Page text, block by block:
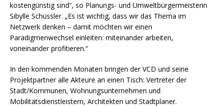
kostengünstig sind“, so Planungs- und Umweltbürgermeisterin
Sibylle Schüssler. „Es ist wichtig, dass wir das Thema im
Netzwerk denken – damit möchten wir einen
Paradigmenwechsel einleiten: miteinander arbeiten,
voneinander profitieren.“
In den kommenden Monaten bringen der VCD und seine
Projektpartner alle Akteure an einen Tisch: Vertreter der
Stadt/Kommunen, Wohnungsunternehmen und
Mobilitätsdienstleistern, Architekten und Stadtplaner.